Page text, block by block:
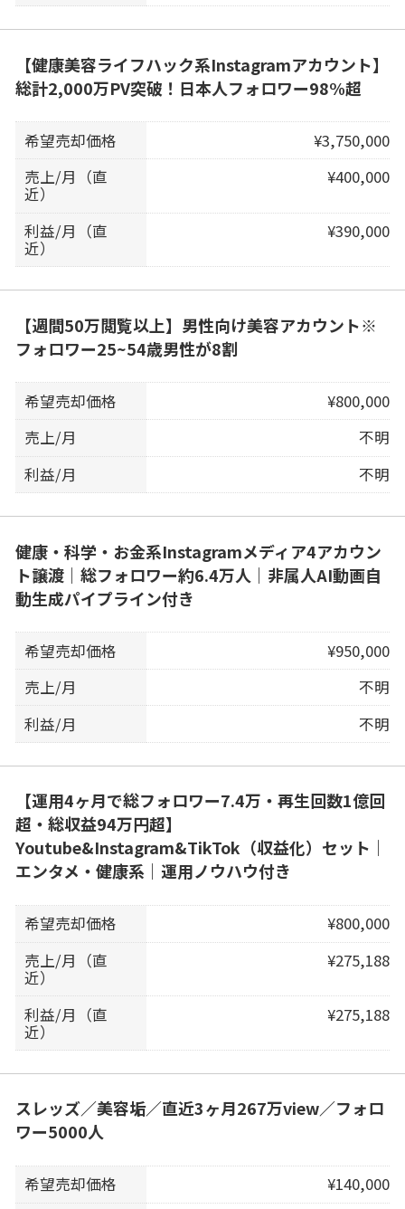
【健康美容ライフハック系Instagramアカウント】
総計2,000万PV突破！日本人フォロワー98%超
希望売却価格
¥3,750,000
売上/月（直
近）
¥400,000
利益/月（直
近）
¥390,000
【週間50万閲覧以上】男性向け美容アカウント※
フォロワー25~54歳男性が8割
希望売却価格
¥800,000
売上/月
不明
利益/月
不明
健康・科学・お金系Instagramメディア4アカウン
ト譲渡｜総フォロワー約6.4万人｜非属人AI動画自
動生成パイプライン付き
希望売却価格
¥950,000
売上/月
不明
利益/月
不明
【運用4ヶ月で総フォロワー7.4万・再生回数1億回
超・総収益94万円超】
Youtube&Instagram&TikTok（収益化）セット｜
エンタメ・健康系｜運用ノウハウ付き
希望売却価格
¥800,000
売上/月（直
近）
¥275,188
利益/月（直
近）
¥275,188
スレッズ／美容垢／直近3ヶ月267万view／フォロ
ワー5000人
希望売却価格 ¥140,000